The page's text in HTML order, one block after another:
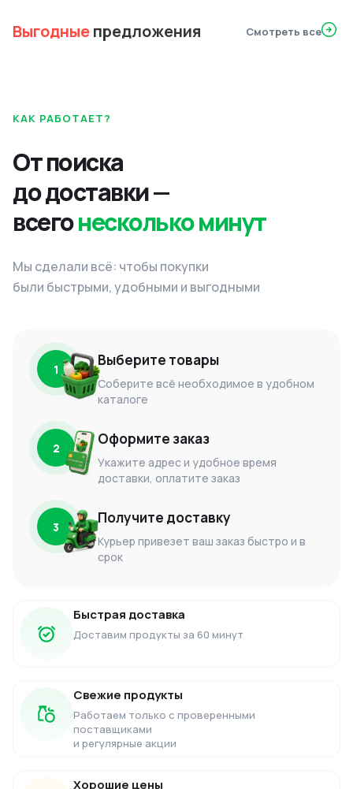
Выгодныепредложения Смотреть все
КАК РАБОТАЕТ?
От поиска
до доставки —
всегонесколько минут
Мы сделали всё: чтобы покупки
были быстрыми, удобными и выгодными
1 Выберите товары
Соберите всё необходимое в удобном
каталоге
2 Оформите заказ
Укажите адрес и удобное время
доставки, оплатите заказ
3 Получите доставку
Курьер привезет ваш заказ быстро и в
срок
Быстрая доставка
Доставим продукты за 60 минут
Свежие продукты
Работаем только с проверенными
поставщиками
и регулярные акции
Хорошие цены